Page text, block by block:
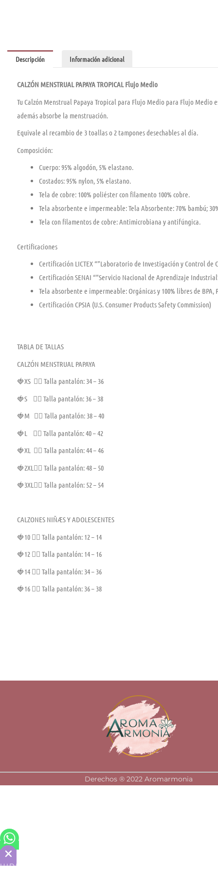
Descripción Información adicional
CALZÓN MENSTRUAL PAPAYA TROPICAL Flujo Medio
Tu Calzón Menstrual Papaya Tropical para Flujo Medio para Flujo Medio
además absorbe la menstruación.
Equivale al recambio de 3 toallas o 2 tampones desechables al día.
Composición:
Cuerpo: 95% algodón, 5% elastano.
Costados: 95% nylon, 5% elastano.
Tela de cobre: 100% poliéster con filamento 100% cobre.
Tela absorbente e impermeable: Tela Absorbente: 70% bambú;
Tela con filamentos de cobre: Antimicrobiana y antifúngica.
Certificaciones
Certificación LICTEX “”Laboratorio de Investigación y Control
Certificación SENAI “”Servicio Nacional de Aprendizaje
Tela absorbente e impermeable: Orgánicas y 100% libres de BPA,
Certificación CPSIA (U.S. Consumer Products Safety Commission)
TABLA DE TALLAS
CALZÓN MENSTRUAL PAPAYA
🍓XS 👉🏼 Talla pantalón: 34 – 36
🍓S 👉🏼 Talla pantalón: 36 – 38
🍓M 👉🏼 Talla pantalón: 38 – 40
🍓L 👉🏼 Talla pantalón: 40 – 42
🍓XL 👉🏼 Talla pantalón: 44 – 46
🍓2XL👉🏼 Talla pantalón: 48 – 50
🍓3XL👉🏼 Talla pantalón: 52 – 54
CALZONES NIÑÆS Y ADOLESCENTES
🍓10 👉🏼 Talla pantalón: 12 – 14
🍓12 👉🏼 Talla pantalón: 14 – 16
🍓14 👉🏼 Talla pantalón: 34 – 36
🍓16 👉🏼 Talla pantalón: 36 – 38
Derechos ®️ 2022 Aromarmonia
HIDE